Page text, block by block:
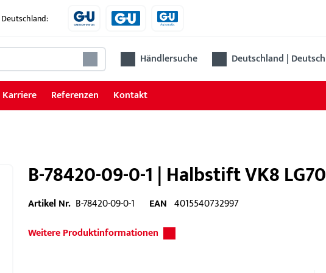
Händlersuche Deutschland | Deutsch
Karriere Referenzen Kontakt
B-78420-09-0-1 | Halbstift VK8 LG70
Artikel Nr. B-78420-09-0-1 EAN 4015540732997
Weitere Produktinformationen